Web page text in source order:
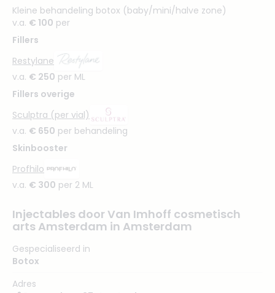
Kleine behandeling botox (baby/mini/halve zone)
v.a. € 100 per
Fillers
Restylane
v.a. € 250 per ML
Fillers overige
Sculptra (per vial)
v.a. € 650 per behandeling
Skinbooster
Profhilo
v.a. € 300 per 2 ML
Injectables door Van Imhoff cosmetisch
arts Amsterdam in Amsterdam
Gespecialiseerd in
Botox
Adres